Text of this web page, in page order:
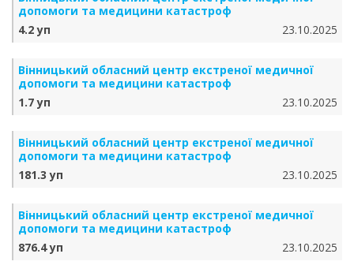
допомоги та медицини катастроф
4.2 уп
23.10.2025
Вінницький обласний центр екстреної медичної
допомоги та медицини катастроф
1.7 уп
23.10.2025
Вінницький обласний центр екстреної медичної
допомоги та медицини катастроф
181.3 уп
23.10.2025
Вінницький обласний центр екстреної медичної
допомоги та медицини катастроф
876.4 уп
23.10.2025